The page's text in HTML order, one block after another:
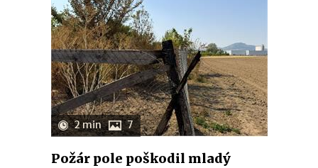
2 min 7
Požár pole poškodil mladý